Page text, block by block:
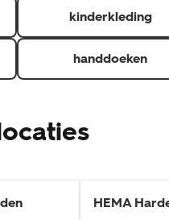
kinderkleding
handdoeken
HEMA